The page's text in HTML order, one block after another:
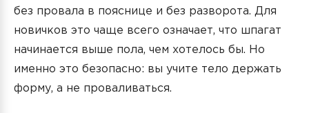
без провала в пояснице и без разворота. Для
новичков это чаще всего означает, что шпагат
начинается выше пола, чем хотелось бы. Но
именно это безопасно: вы учите тело держать
форму, а не проваливаться.